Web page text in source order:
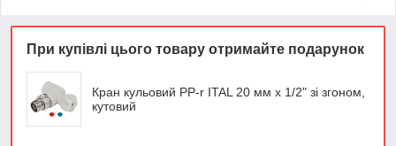
При купівлі цього товару отримайте подарунок
Кран кульовий PP-r ITAL 20 мм х 1/2" зі згоном,
кутовий